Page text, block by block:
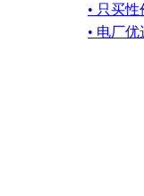
• 只买
• 电厂